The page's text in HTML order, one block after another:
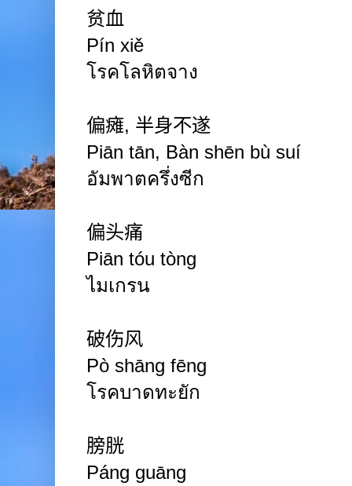
贫血
Pín xiě
โรคโลหิตจาง
偏瘫, 半身不遂
Piān tān, Bàn shēn bù suí
อัมพาตครึ่งซีก
偏头痛
Piān tóu tòng
ไมเกรน
破伤风
Pò shāng fēng
โรคบาดทะยัก
膀胱
Páng guāng